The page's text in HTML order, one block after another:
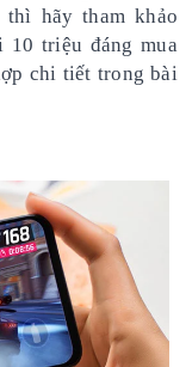
hãy tham khảo
10 triệu đáng mua
chi tiết trong bài